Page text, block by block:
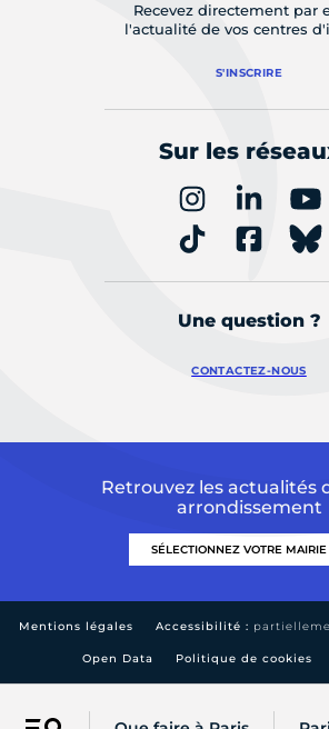
Recevez directement par
l'actualité de vos centres
S'INSCRIRE
Sur les
Une question ?
CONTACTEZ-NOUS
Retrouvez les actualités
arrondissement
Mentions légales Accessibilité :
Open Data Politique de cookies